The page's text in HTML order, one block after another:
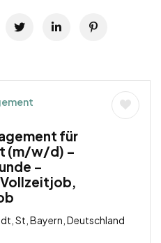
für
(m/w/d) –
–
St, Bayern, Deutschland